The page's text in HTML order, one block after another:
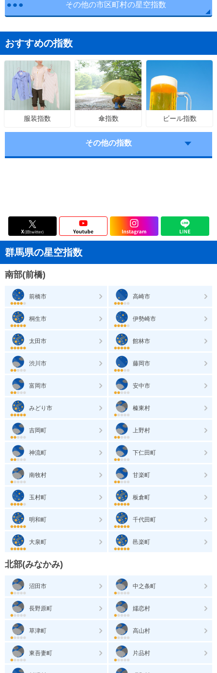
その他の市区町村の星空指数
おすすめの指数
服装指数 傘指数 ビール指数
その他の指数
群馬県の星空指数
南部(前橋)
前橋市 高崎市
桐生市 伊勢崎市
太田市 館林市
渋川市 藤岡市
富岡市 安中市
みどり市 榛東村
吉岡町 上野村
神流町 下仁田町
南牧村 甘楽町
玉村町 板倉町
明和町 千代田町
大泉町 邑楽町
北部(みなかみ)
沼田市 中之条町
長野原町 嬬恋村
草津町 高山村
東吾妻町 片品村